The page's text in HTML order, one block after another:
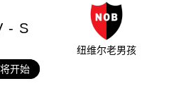
- S
纽维尔老男孩
开始